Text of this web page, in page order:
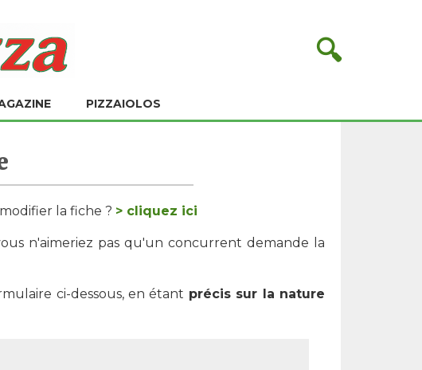
🔍
PIZZAIOLOS
la fiche ? > cliquez ici
n'aimeriez pas qu'un concurrent demande la
ci-dessous, en étant précis sur la nature